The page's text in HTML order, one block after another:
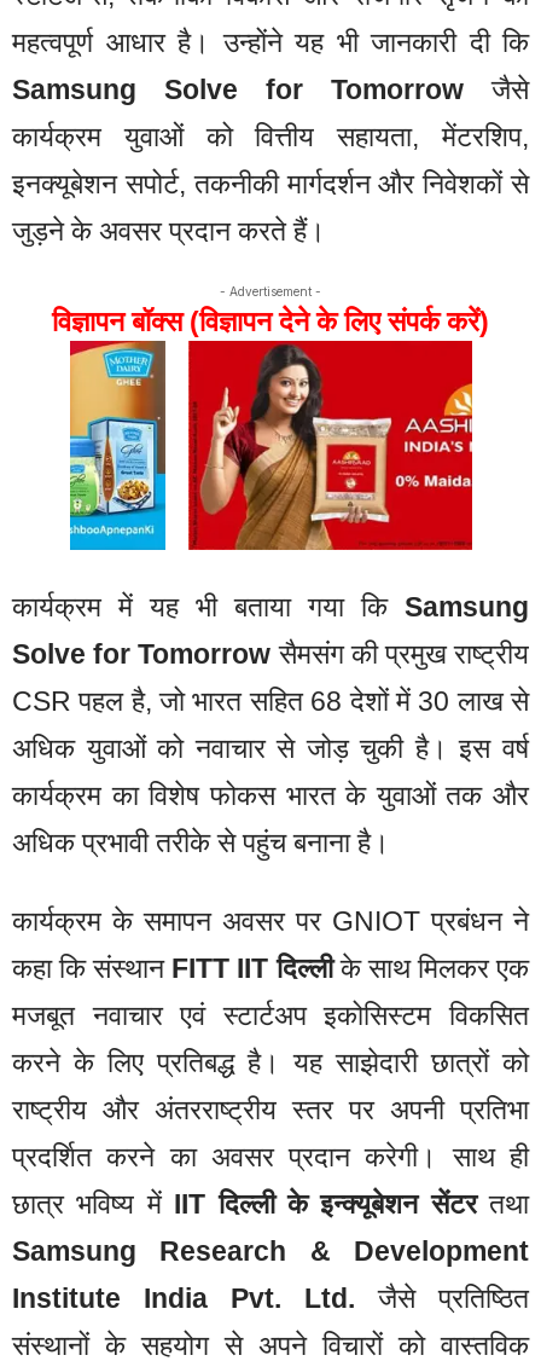
महत्वपूर्ण आधार है। उन्होंने यह भी जानकारी दी कि
Samsung Solve for Tomorrow जैसे
कार्यक्रम युवाओं को वित्तीय सहायता, मेंटरशिप,
इनक्यूबेशन सपोर्ट, तकनीकी मार्गदर्शन और निवेशकों से
जुड़ने के अवसर प्रदान करते हैं।
- Advertisement -
विज्ञापन बॉक्स (विज्ञापन देने के लिए संपर्क करें)
कार्यक्रम में यह भी बताया गया कि Samsung
Solve for Tomorrow सैमसंग की प्रमुख राष्ट्रीय
CSR पहल है, जो भारत सहित 68 देशों में 30 लाख से
अधिक युवाओं को नवाचार से जोड़ चुकी है। इस वर्ष
कार्यक्रम का विशेष फोकस भारत के युवाओं तक और
अधिक प्रभावी तरीके से पहुंच बनाना है।
कार्यक्रम के समापन अवसर पर GNIOT प्रबंधन ने
कहा कि संस्थान FITT IIT दिल्लीके साथ मिलकर एक
मजबूत नवाचार एवं स्टार्टअप इकोसिस्टम विकसित
करने के लिए प्रतिबद्ध है। यह साझेदारी छात्रों को
राष्ट्रीय और अंतरराष्ट्रीय स्तर पर अपनी प्रतिभा
प्रदर्शित करने का अवसर प्रदान करेगी। साथ ही
छात्र भविष्य में IIT दिल्ली के इन्क्यूबेशन सेंटरतथा
Samsung Research & Development
Institute India Pvt. Ltd. जैसे प्रतिष्ठित
संस्थानों के सहयोग से अपने विचारों को वास्तविक